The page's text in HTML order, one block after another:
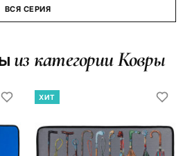
ВСЯ СЕРИЯ
из категории Ковры
ХИТ